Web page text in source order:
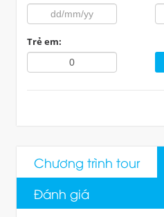
Trẻ em:
Chương trình tour
Đánh giá